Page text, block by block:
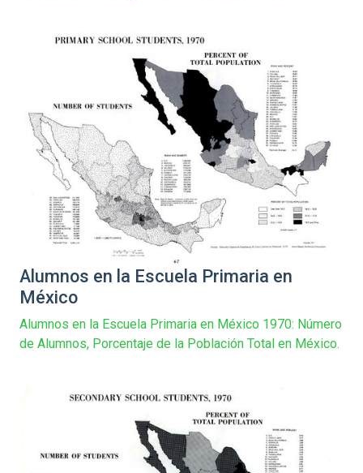
Alumnos en la Escuela Primaria en
México
Alumnos en la Escuela Primaria en México 1970: Número
de Alumnos, Porcentaje de la Población Total en México.